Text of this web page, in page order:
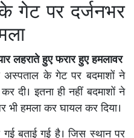
गेट पर दर्जनभर
लहराते हुए फरार हुए हमलावर
अस्पताल के गेट पर बदमाशों ने
दी। इतना ही नहीं बदमाशों ने
हमला कर घायल कर दिया।
बताई गई है। जिस स्थान पर